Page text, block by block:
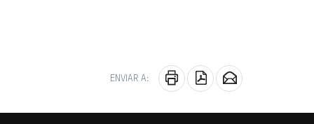
ENVIAR A: